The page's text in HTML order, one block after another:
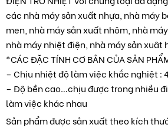
các nhà máy sản xuất nhựa, nhà máy
men, nhà máy sản xuất nhôm, nhà
nhà máy nhiệt điện, nhà máy sản xuât
*CÁC ĐẶC TÍNH CƠ BẢN CỦA SẢN
– Chịu nhiệt độ làm việc khắc nghiệt :
– Độ bền cao…chịu được trong nhiều
làm việc khác nhau
Sản phẩm được sản xuất theo kích